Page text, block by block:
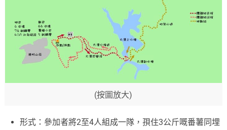
(按圖放大)
形式：參加者將2至4人組成一隊，孭住3公斤嘅番薯同埋